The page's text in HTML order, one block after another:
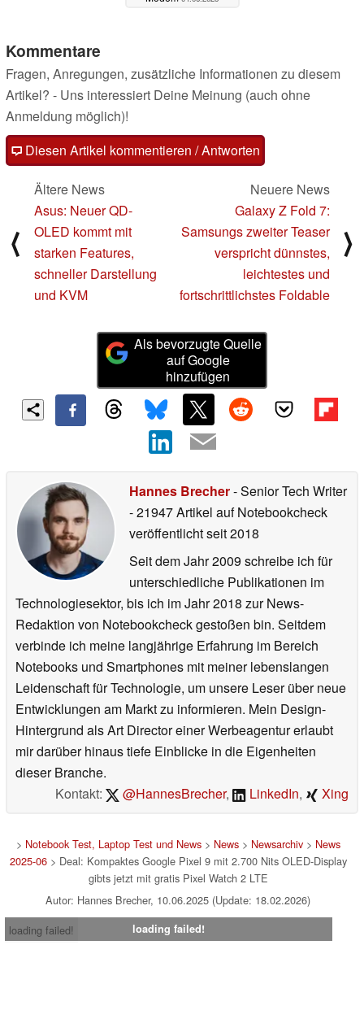
Kommentare
Fragen, Anregungen, zusätzliche Informationen zu diesem
Artikel? - Uns interessiert Deine Meinung (auch ohne
Anmeldung möglich)!
Diesen Artikel kommentieren / Antworten
⟨
Ältere News
Asus: Neuer QD-
OLED kommt mit
starken Features,
schneller Darstellung
und KVM
Neuere News
Galaxy Z Fold 7:
Samsungs zweiter Teaser
verspricht dünnstes,
leichtestes und
fortschrittlichstes Foldable
⟩
Als bevorzugte Quelle
auf Google
hinzufügen
Hannes Brecher- Senior Tech Writer
- 21947 Artikel auf Notebookcheck
veröffentlichtseit 2018
Seit dem Jahr 2009 schreibe ich für
unterschiedliche Publikationen im
Technologiesektor, bis ich im Jahr 2018 zur News-
Redaktion von Notebookcheck gestoßen bin. Seitdem
verbinde ich meine langjährige Erfahrung im Bereich
Notebooks und Smartphones mit meiner lebenslangen
Leidenschaft für Technologie, um unsere Leser über neue
Entwicklungen am Markt zu informieren. Mein Design-
Hintergrund als Art Director einer Werbeagentur erlaubt
mir darüber hinaus tiefe Einblicke in die Eigenheiten
dieser Branche.
Kontakt:
@HannesBrecher, LinkedIn, Xing
> Notebook Test, Laptop Test und News> News> Newsarchiv> News
2025-06> Deal: Kompaktes Google Pixel 9 mit 2.700 Nits OLED-Display
gibts jetzt mit gratis Pixel Watch 2 LTE
Autor: Hannes Brecher, 10.06.2025 (Update: 18.02.2026)
loading failed!
loading failed!